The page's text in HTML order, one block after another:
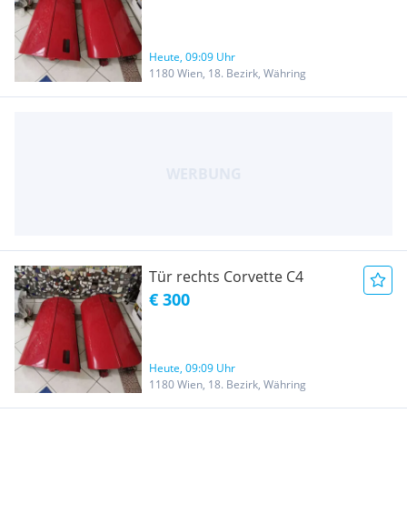
Heute, 09:09 Uhr
1180 Wien, 18. Bezirk, Währing
Tür rechts Corvette C4
€ 300
Heute, 09:09 Uhr
1180 Wien, 18. Bezirk, Währing